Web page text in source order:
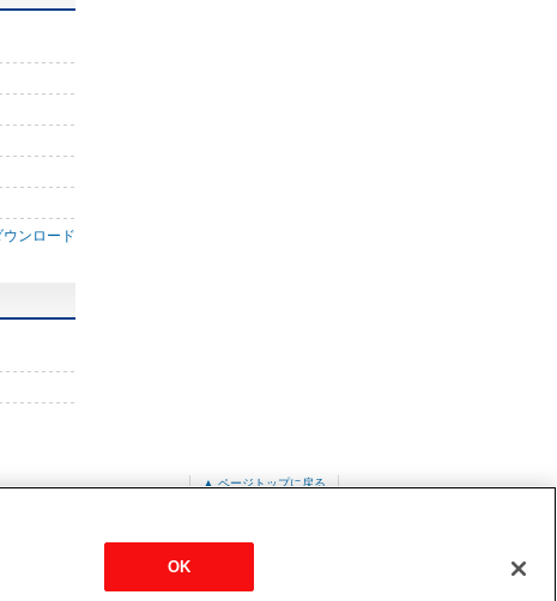
ンロード
▲ ページトップに戻る
形フード＜アルミ製＞ P-13VA2
OK